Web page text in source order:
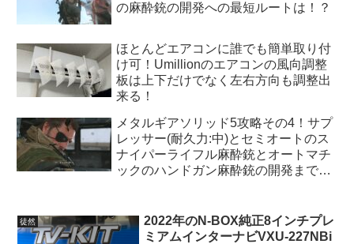
の麻酔銃の開発への最短ルートは！？
ほとんどエアコンに誰でも簡単取り付
け可！Umillionのエアコンの風向調整
板は上下だけでなく左右方向も調整出
来る！
メタルギアソリッド5攻略その4！サプ
レッサー(耐久力:中)とセミオートのス
ナイパーライフル麻酔銃とオートマチ
ックのハンドガン麻酔銃の開発までの
徒然
2022年のN-BOX純正8インチプレ
ミアムインターナビVXU-227NBi